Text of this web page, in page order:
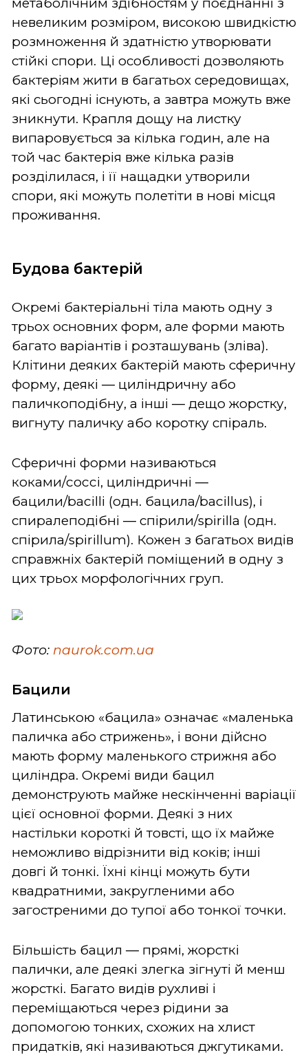
невеликим розміром, високою швидкістю
розмноження й здатністю утворювати
стійкі спори. Ці особливості дозволяють
бактеріям жити в багатьох середовищах,
які сьогодні існують, а завтра можуть вже
зникнути. Крапля дощу на листку
випаровується за кілька годин, але на
той час бактерія вже кілька разів
розділилася, і її нащадки утворили
спори, які можуть полетіти в нові місця
проживання.
Будова бактерій
Окремі бактеріальні тіла мають одну з
трьох основних форм, але форми мають
багато варіантів і розташувань (зліва).
Клітини деяких бактерій мають сферичну
форму, деякі ― циліндричну або
паличкоподібну, а інші ― дещо жорстку,
вигнуту паличку або коротку спіраль.
Сферичні форми називаються
коками/cocci, циліндричні ―
бацили/bacilli (одн. бацила/bacillus), і
спиралеподібні ― спірили/spirilla (одн.
спірила/spirillum). Кожен з багатьох видів
справжніх бактерій поміщений в одну з
цих трьох морфологічних груп.
Фото: naurok.com.ua
Бацили
Латинською «бацила» означає «маленька
паличка або стрижень», і вони дійсно
мають форму маленького стрижня або
циліндра. Окремі види бацил
демонструють майже нескінченні варіації
цієї основної форми. Деякі з них
настільки короткі й товсті, що їх майже
неможливо відрізнити від коків; інші
довгі й тонкі. Їхні кінці можуть бути
квадратними, закругленими або
загостреними до тупої або тонкої точки.
Більшість бацил ― прямі, жорсткі
палички, але деякі злегка зігнуті й менш
жорсткі. Багато видів рухливі і
переміщаються через рідини за
допомогою тонких, схожих на хлист
придатків, які називаються джгутиками.